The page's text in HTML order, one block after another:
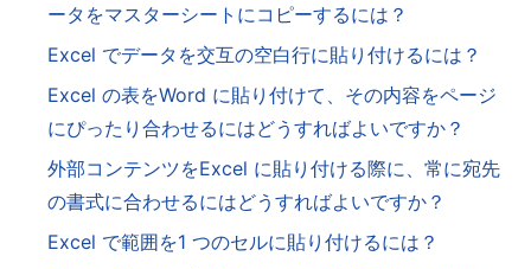
ータをマスターシートにコピーするには？
Excel でデータを交互の空白行に貼り付けるには？
Excel の表をWord に貼り付けて、その内容をページ
にぴったり合わせるにはどうすればよいですか？
外部コンテンツをExcel に貼り付ける際に、常に宛先
の書式に合わせるにはどうすればよいですか？
Excel で範囲を1 つのセルに貼り付けるには？